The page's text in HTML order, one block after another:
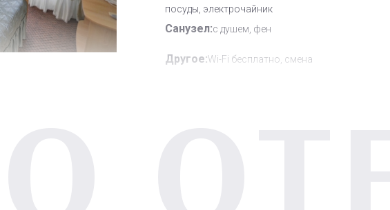
посуды, электрочайник
Санузел:с душем, фен
Другое:Wi-Fi бесплатно, смена